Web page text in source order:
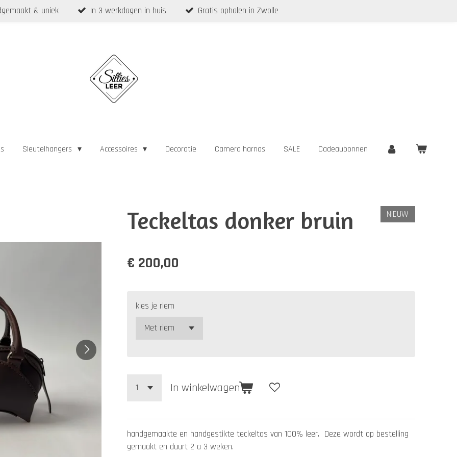
& uniek In 3 werkdagen in huis Gratis ophalen in Zwolle
Sleutelhangers Accessoires Decoratie Camera harnas SALE Cadeaubonnen
Teckeltas donker bruin NIEUW
€ 200,00
kies je riem
In winkelwagen
handgemaakte en handgestikte teckeltas van 100% leer. Deze wordt op bestelling
gemaakt en duurt 2 a 3 weken.